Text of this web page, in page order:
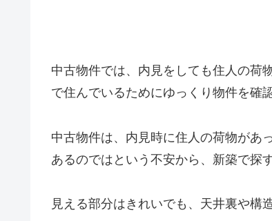
中古物件では、内見をしても住人の荷
で住んでいるためにゆっくり物件を確
中古物件は、内見時に住人の荷物があ
あるのではという不安から、新築で探
見える部分はきれいでも、天井裏や構